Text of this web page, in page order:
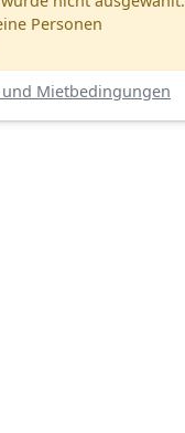
Personen
Mietbedingungen